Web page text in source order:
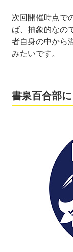
次回開催時点で
ば、抽象的なの
者自身の中から
みたいです。
書泉百合部